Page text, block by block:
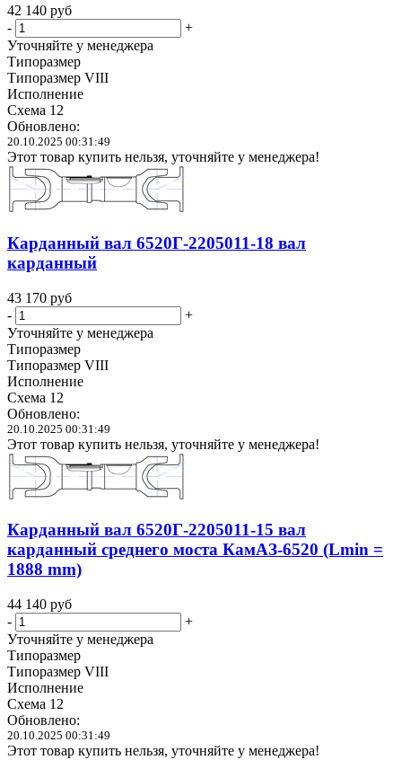
42 140 руб
-
+
Уточняйте у менеджера
Типоразмер
Типоразмер VIII
Исполнение
Схема 12
Обновлено:
20.10.2025 00:31:49
Этот товар купить нельзя, уточняйте у менеджера!
Карданный вал 6520Г-2205011-18 вал
карданный
43 170 руб
-
+
Уточняйте у менеджера
Типоразмер
Типоразмер VIII
Исполнение
Схема 12
Обновлено:
20.10.2025 00:31:49
Этот товар купить нельзя, уточняйте у менеджера!
Карданный вал 6520Г-2205011-15 вал
карданный среднего моста КамАЗ-6520 (Lmin =
1888 mm)
44 140 руб
-
+
Уточняйте у менеджера
Типоразмер
Типоразмер VIII
Исполнение
Схема 12
Обновлено:
20.10.2025 00:31:49
Этот товар купить нельзя, уточняйте у менеджера!